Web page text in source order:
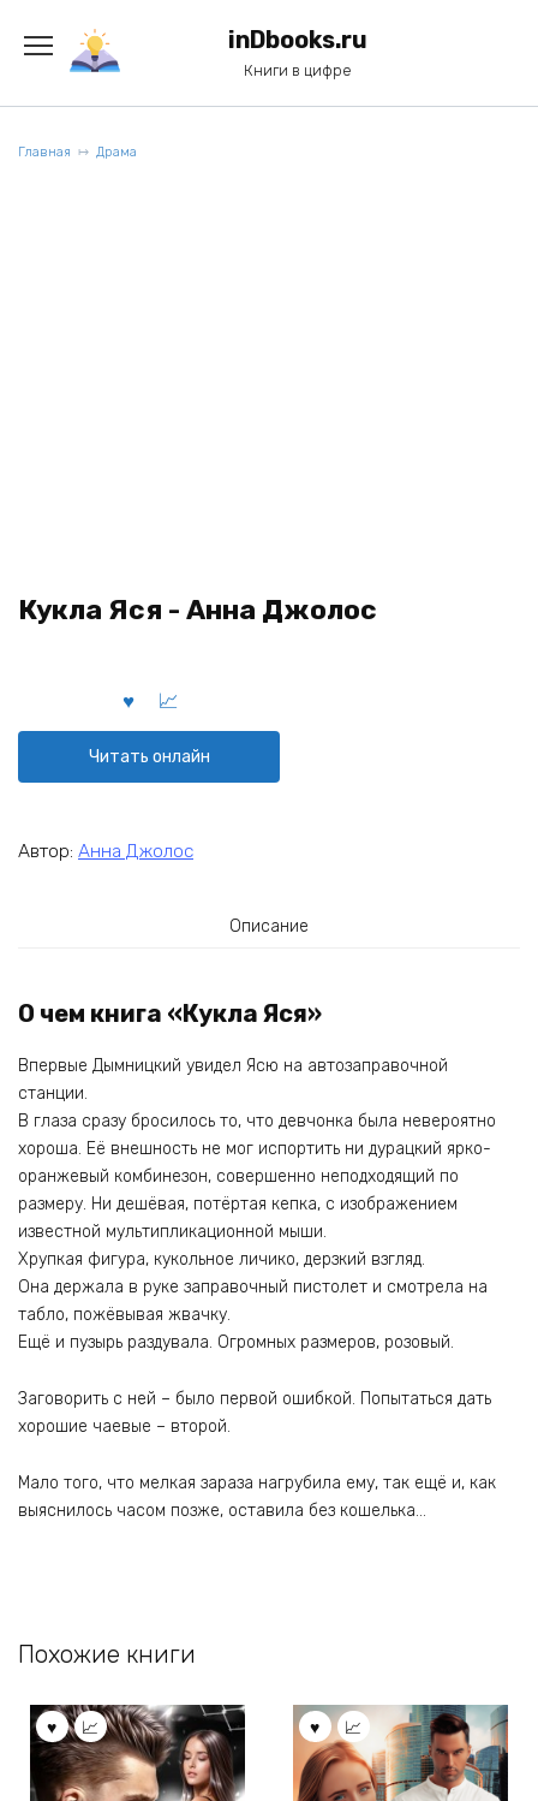
содержанию
inDbooks.ru
Книги в цифре
Главная Драма
Кукла Яся - Анна Джолос
Читать онлайн
Автор: Анна Джолос
Описание
О чем книга «Кукла Яся»
Впервые Дымницкий увидел Ясю на автозаправочной
станции.
В глаза сразу бросилось то, что девчонка была невероятно
хороша. Её внешность не мог испортить ни дурацкий ярко-
оранжевый комбинезон, совершенно неподходящий по
размеру. Ни дешёвая, потёртая кепка, с изображением
известной мультипликационной мыши.
Хрупкая фигура, кукольное личико, дерзкий взгляд.
Она держала в руке заправочный пистолет и смотрела на
табло, пожёвывая жвачку.
Ещё и пузырь раздувала. Огромных размеров, розовый.
Заговорить с ней – было первой ошибкой. Попытаться дать
хорошие чаевые – второй.
Мало того, что мелкая зараза нагрубила ему, так ещё и, как
выяснилось часом позже, оставила без кошелька…
Похожие книги